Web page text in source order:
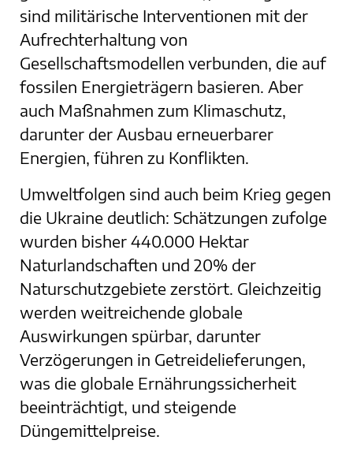
sind militärische Interventionen mit der
Aufrechterhaltung von
Gesellschaftsmodellen verbunden, die auf
fossilen Energieträgern basieren. Aber
auch Maßnahmen zum Klimaschutz,
darunter der Ausbau erneuerbarer
Energien, führen zu Konflikten.
Umweltfolgen sind auch beim Krieg gegen
die Ukraine deutlich: Schätzungen zufolge
wurden bisher 440.000 Hektar
Naturlandschaften und 20% der
Naturschutzgebiete zerstört. Gleichzeitig
werden weitreichende globale
Auswirkungen spürbar, darunter
Verzögerungen in Getreidelieferungen,
was die globale Ernährungssicherheit
beeinträchtigt, und steigende
Düngemittelpreise.